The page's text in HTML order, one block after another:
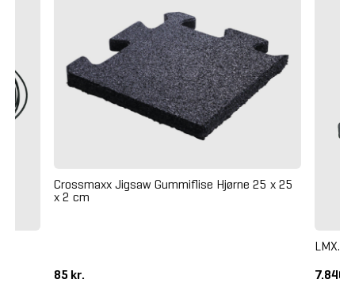
Crossmaxx Jigsaw Gummiflise Hjørne 25 x 25
x 2 cm
85 kr.
LMX.
7.840